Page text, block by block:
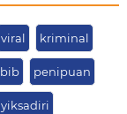
viral kriminal
penipuan